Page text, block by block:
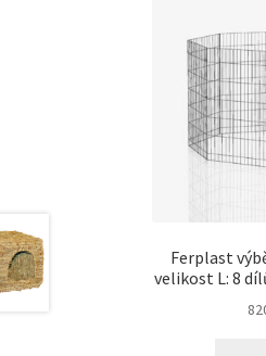
Ferplast
velikost L: 8